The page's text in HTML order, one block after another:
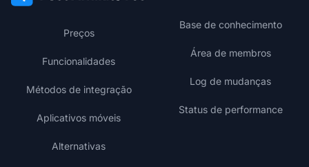
Preços
Funcionalidades
Métodos de integração
Aplicativos móveis
Alternativas
Base de conhecimento
Área de membros
Log de mudanças
Status de performance